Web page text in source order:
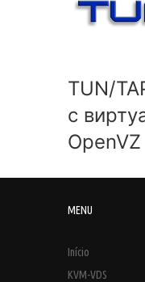
TUN/
с
MENU
Início
KVM-VDS